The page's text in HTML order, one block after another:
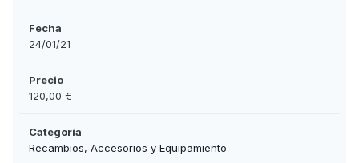
Fecha
24/01/21
Precio
120,00 €
Categoría
Recambios, Accesorios y Equipamiento